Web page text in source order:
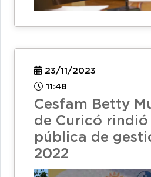
23/11/2023
11:48
Cesfam Betty
de Curicó rindió
pública de
2022